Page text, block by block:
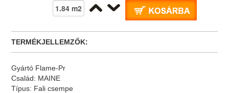
TERMÉKJELLEMZŐK:
Gyártó Flame-Pr
Család: MAINE
Típus: Fali csempe